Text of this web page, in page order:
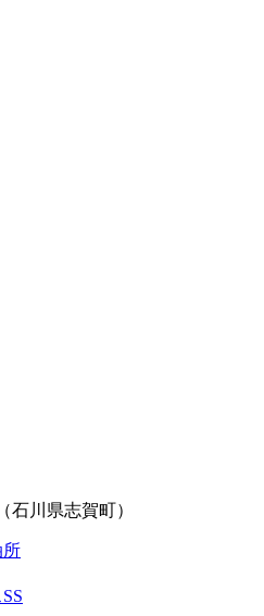
石川県志賀町）
所